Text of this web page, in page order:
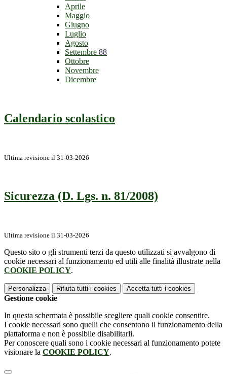
Aprile
Maggio
Giugno
Luglio
Agosto
Settembre 88
Ottobre
Novembre
Dicembre
Calendario scolastico
Ultima revisione il 31-03-2026
Sicurezza (D. Lgs. n. 81/2008)
Ultima revisione il 31-03-2026
Questo sito o gli strumenti terzi da questo utilizzati si avvalgono di
cookie necessari al funzionamento ed utili alle finalità illustrate nella
COOKIE POLICY.
Personalizza Rifiuta tutti i cookies Accetta tutti i cookies
Gestione cookie
In questa schermata è possibile scegliere quali cookie consentire.
I cookie necessari sono quelli che consentono il funzionamento della
piattaforma e non è possibile disabilitarli.
Per conoscere quali sono i cookie necessari al funzionamento potete
visionare la COOKIE POLICY.